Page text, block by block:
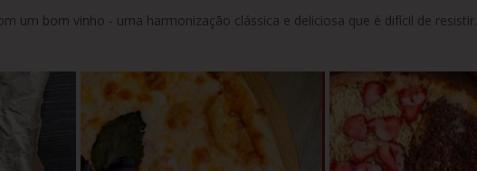
um bom vinho - uma harmonização clássica e deliciosa que é difícil de resistir.